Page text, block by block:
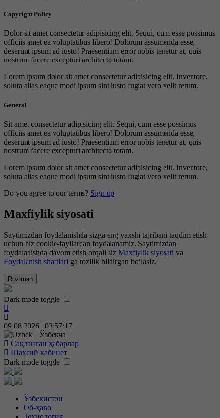
Copyright Policy
Dolor sit amet consectetur adipisicing elit. Sequi, cum esse possimus
officiis amet ea voluptatibus libero! Dolorum assumenda esse,
deserunt ipsum ad iusto! Praesentium error nobis tenetur at, quis
nostrum facere excepturi architecto totam.
Lorem ipsum dolor sit amet consectetur adipisicing elit. Inventore,
soluta alias eaque modi ipsum sint iusto fugiat vero velit rerum.
General
Sit amet consectetur adipisicing elit. Sequi, cum esse possimus
officiis amet ea voluptatibus libero! Dolorum assumenda esse,
deserunt ipsum ad iusto! Praesentium error nobis tenetur at, quis
nostrum facere excepturi architecto totam.
Lorem ipsum dolor sit amet consectetur adipisicing elit. Inventore,
soluta alias eaque modi ipsum sint iusto fugiat vero velit rerum.
Do you agree to our terms? Sign up
Maxfiylik siyosati
Saytimizdan foydalanishda sizga eng yaxshi tajribani taqdim etish
uchun biz cookie-fayllardan foydalanamiz. Saytimizdan
foydalanishda davom etish orqali siz Maxfiylik siyosati va
Foydalanish shartlari ga rozilik bildirgan bo‘lasiz.
Roziman
Dark mode toggle
09.08.2026 | 03:57:17
Ўзбекча
Сақланган ҳабарлар
Шаҳсий кабинет
Dark mode toggle
Ўзбекистон
Об-ҳаво
Технология